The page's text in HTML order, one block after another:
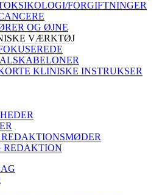
FORGIFTNINGER
OG ØJNE
VÆRKTØJ
KLINISKE INSTRUKSER
REDAKTIONSMØDER
REDAKTION